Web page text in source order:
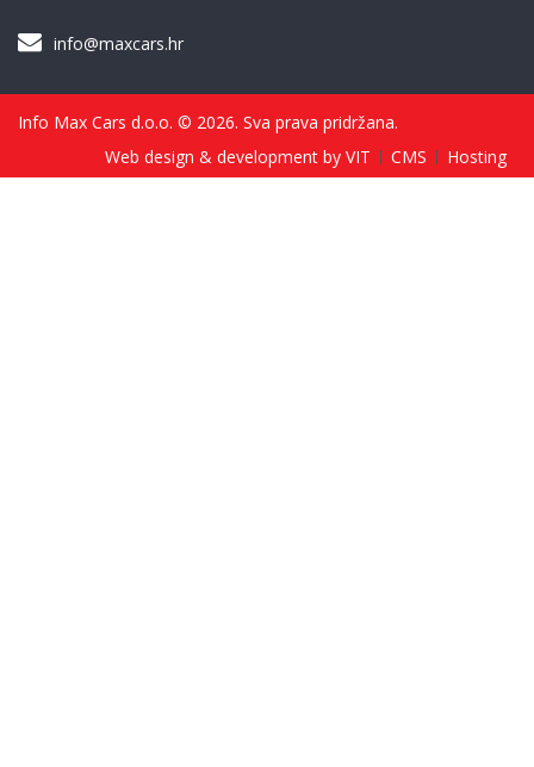
info@maxcars.hr
Info Max Cars d.o.o. © 2026. Sva prava pridržana.
Web design & development by VIT
CMS Hosting